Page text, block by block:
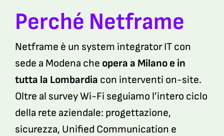
Perché Netframe
Netframe è un system integrator IT con
sede a Modena che opera a Milano e in
tutta la Lombardia con interventi on-site.
Oltre al survey Wi-Fi seguiamo l’intero ciclo
della rete aziendale: progettazione,
sicurezza, Unified Communication e